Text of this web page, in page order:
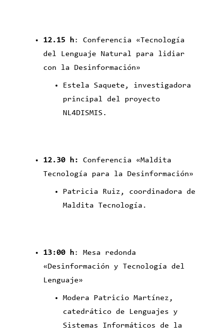
12.15 h: Conferencia «Tecnología
del Lenguaje Natural para lidiar
con la Desinformación»
Estela Saquete, investigadora
principal del proyecto
NL4DISMIS.
12.30 h:
Conferencia «Maldita
Tecnología para la Desinformación»
Patricia Ruiz, coordinadora de
Maldita Tecnología.
13:00 h: Mesa redonda
«Desinformación y Tecnología del
Lenguaje»
Modera Patricio Martínez,
catedrático de Lenguajes y
Sistemas Informáticos de la